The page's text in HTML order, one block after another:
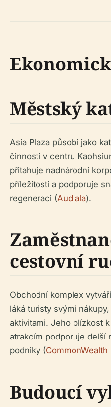
Městský
Asia Plaza působí jako
činnosti v centru
přitahuje nadnárodní
příležitosti a podporuje
regeneraci (Audiala).
cestovní
Obchodní komplex
láká turisty svými
aktivitami. Jeho blízkost
atrakcím podporuje delší
podniky (CommonWealth
Budoucí